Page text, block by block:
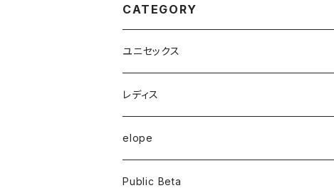
CATEGORY
ユニセックス
半袖Tシャツ
長袖Tシャツ
フーディー
レディス
トップス
ボトム
elope
Public Beta